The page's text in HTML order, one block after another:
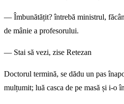
— Îmbunătățit? întrebă ministrul,
de mânie a profesorului.
— Stai să vezi, zise Retezan
Doctorul termină, se dădu un pas
mulțumit; luă casca de pe masă și i-o